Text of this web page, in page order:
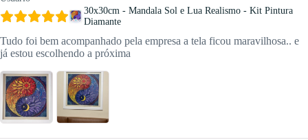
30x30cm - Mandala Sol e Lua Realismo - Kit Pintura
Diamante
Tudo foi bem acompanhado pela empresa a tela ficou maravilhosa.. e
já estou escolhendo a próxima